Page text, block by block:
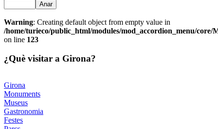
Anar
Warning: Creating default object from empty value in
/home/turieco/public_html/modules/mod_accordion_menu/core/
on line 123
¿Què visitar a Girona?
Girona
Monuments
Museus
Gastronomia
Festes